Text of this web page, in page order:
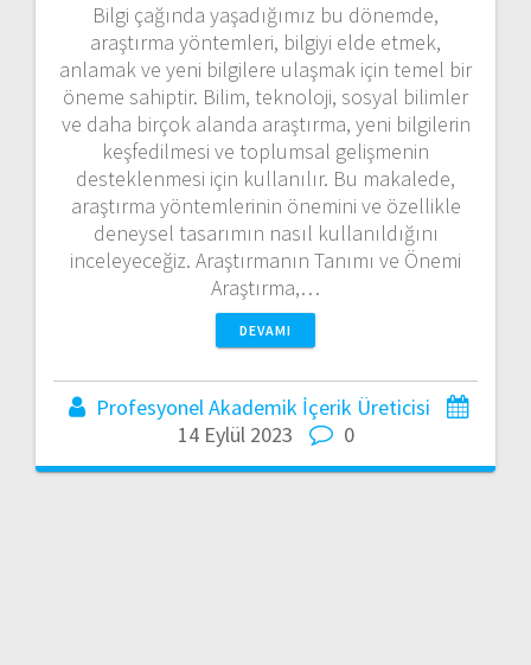
Bilgi çağında yaşadığımız bu dönemde,
araştırma yöntemleri, bilgiyi elde etmek,
anlamak ve yeni bilgilere ulaşmak için temel bir
öneme sahiptir. Bilim, teknoloji, sosyal bilimler
ve daha birçok alanda araştırma, yeni bilgilerin
keşfedilmesi ve toplumsal gelişmenin
desteklenmesi için kullanılır. Bu makalede,
araştırma yöntemlerinin önemini ve özellikle
deneysel tasarımın nasıl kullanıldığını
inceleyeceğiz. Araştırmanın Tanımı ve Önemi
Araştırma,…
DEVAMI
Profesyonel Akademik İçerik Üreticisi
14 Eylül 2023
0